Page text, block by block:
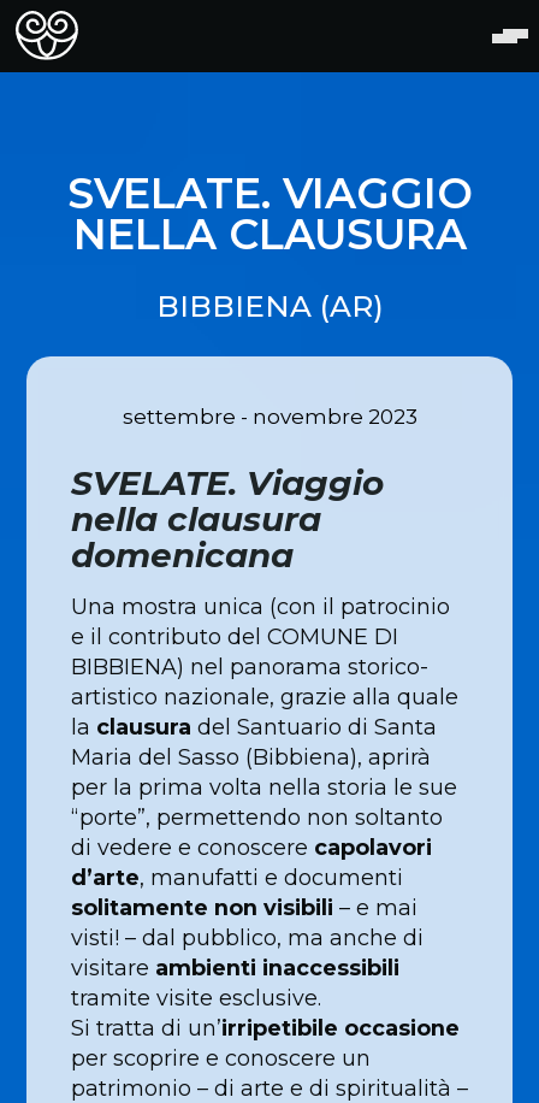
SVELATE. VIAGGIO
NELLA CLAUSURA
BIBBIENA (AR)
settembre - novembre 2023
SVELATE. Viaggio
nella clausura
domenicana
Una mostra unica (con il patrocinio
e il contributo del COMUNE DI
BIBBIENA) nel panorama storico-
artistico nazionale, grazie alla quale
la clausura del Santuario di Santa
Maria del Sasso (Bibbiena), aprirà
per la prima volta nella storia le sue
“porte”, permettendo non soltanto
di vedere e conoscere capolavori
d’arte, manufatti e documenti
solitamente non visibili – e mai
visti! – dal pubblico, ma anche di
visitare ambienti inaccessibili
tramite visite esclusive.
Si tratta di un’irripetibile occasione
per scoprire e conoscere un
patrimonio – di arte e di spiritualità –